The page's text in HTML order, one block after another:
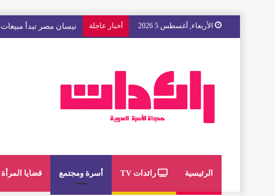
الأربعاء, أغسطس 5 2026 أخبار عاجلة مع « The Next Ad » ، إنوي يُسند حملته الإعلانية المقبلة إلى الشباب المغربي
الرئيسية رائدات TV أسرة ومجتمع قضايا المرأة